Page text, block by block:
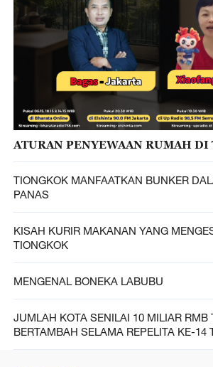
ATURAN PENYEWAAN RUMAH DI
TIONGKOK MANFAATKAN BUNKER
PANAS
KISAH KURIR MAKANAN YANG
TIONGKOK
MENGENAL BONEKA LABUBU
JUMLAH KOTA SENILAI 10 MILIAR RMB
BERTAMBAH SELAMA REPELITA KE-14